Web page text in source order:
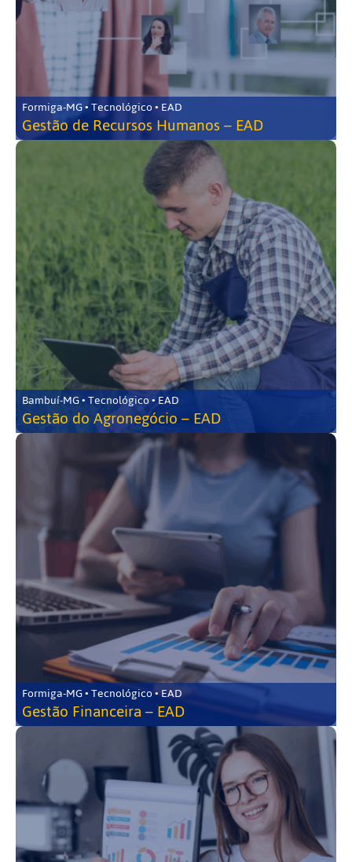
Formiga-MG • Tecnológico • EAD
Gestão de Recursos Humanos – EAD
Bambuí-MG • Tecnológico • EAD
Gestão do Agronegócio – EAD
Formiga-MG • Tecnológico • EAD
Gestão Financeira – EAD